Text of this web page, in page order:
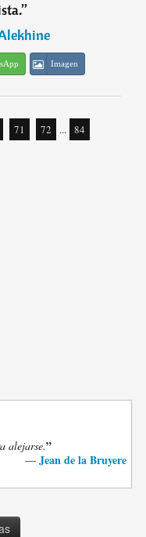
”
Imagen
71 72 ... 84
alejarse.”
— Jean de la Bruyere